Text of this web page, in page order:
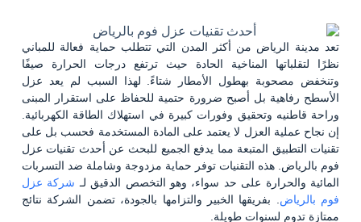
تعد مدينة الرياض من أكثر المدن التي تتطلب حماية فعالة للمباني
نظرًا لتقلباتها المناخية الحادة حيث ترتفع درجات الحرارة صيفًا
وتنخفض مصحوبة بهطول الأمطار شتاءً. لهذا السبب لم يعد عزل
الأسطح رفاهية بل أصبح ضرورة حتمية للحفاظ على استقرار المبنى
وراحة قاطنيه وتحقيق وفورات كبيرة في استهلاك الطاقة الكهربائية.
إن نجاح عملية العزل لا يعتمد على المادة المستخدمة فحسب بل على
تقنيات التطبيق المتبعة مما يدفع الجميع للبحث عن أحدث تقنيات عزل
فوم بالرياض. هذه التقنيات توفر حماية مزدوجة وشاملة ضد التسربات
المائية والحرارة على حد سواء، وهو التخصص الدقيق لـ شركة عزل
فوم بالرياض. بفريقها الخبير والتزامها بالجودة، تضمن الشركة نتائج
ممتازة تدوم لسنوات طويلة.